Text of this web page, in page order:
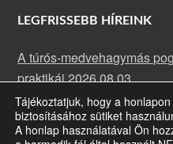
LEGFRISSEBB HÍREINK
A túrós-medvehagymás
praktikái2026.08.03.
A rakott karfiol receptje és
Májusi rehabilitációs klub:
Tájékoztatjuk, hogy a
biztosításához sütiket
A honlap használatával Ön